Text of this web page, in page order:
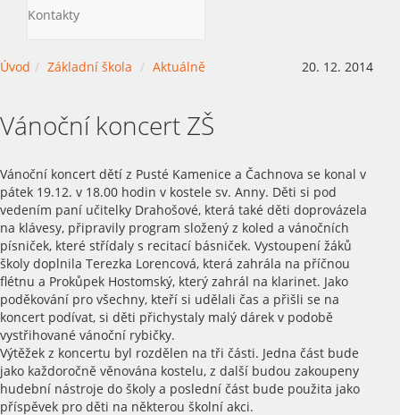
Kontakty
Úvod Základní škola Aktuálně 20. 12. 2014
Vánoční koncert ZŠ
Vánoční koncert dětí z Pusté Kamenice a Čachnova se konal v
pátek 19.12. v 18.00 hodin v kostele sv. Anny. Děti si pod
vedením paní učitelky Drahošové, která také děti doprovázela
na klávesy, připravily program složený z koled a vánočních
písniček, které střídaly s recitací básniček. Vystoupení žáků
školy doplnila Terezka Lorencová, která zahrála na příčnou
flétnu a Prokůpek Hostomský, který zahrál na klarinet. Jako
poděkování pro všechny, kteří si udělali čas a přišli se na
koncert podívat, si děti přichystaly malý dárek v podobě
vystřihované vánoční rybičky.
Výtěžek z koncertu byl rozdělen na tři části. Jedna část bude
jako každoročně věnována kostelu, z další budou zakoupeny
hudební nástroje do školy a poslední část bude použita jako
příspěvek pro děti na některou školní akci.